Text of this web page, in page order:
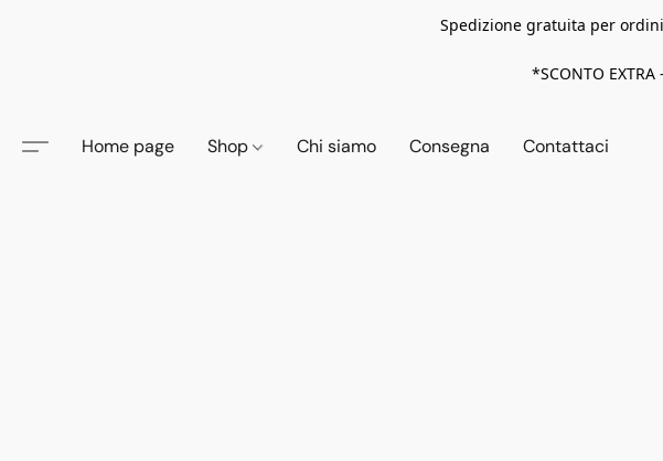
Spedizione gratuita per
*SCONTO EXTRA
Home page Shop Chi siamo Consegna Contattaci